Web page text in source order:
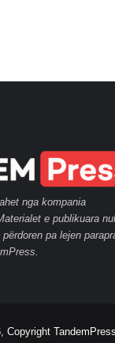
nga kompania
e publikuara
pa lejen
Copyright TandemPress